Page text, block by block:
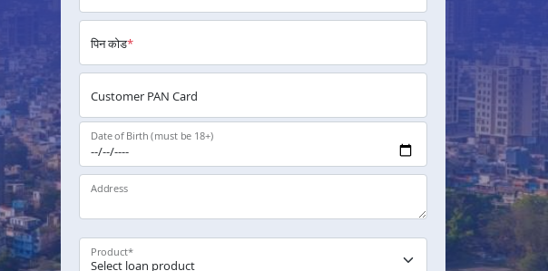
पिन कोड*
Customer PAN Card
Date of Birth (must be 18+)
Address
Product*